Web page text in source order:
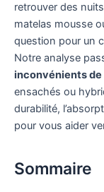
retrouver des
matelas mousse
question pour un
Notre analyse
inconvénients de
ensachés ou
durabilité,
pour vous aider
Sommaire